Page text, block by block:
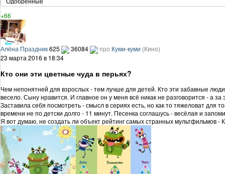
+66
Алёна Праздник625 36084 про Куми-куми (Кино)
23 марта 2016 в 18:34
Кто они эти цветные чуда в перьях?
Чем непонятней для взрослых - тем лучше для детей. Кто эти забавные
весело. Сыну нравится. И главное он у меня всё никак не разговорится - а
Заставила себя посмотреть - смысл в сериях есть, но как то тяжеловат для
времени не по детски долго - 11 минут. Песенка соглашусь - весёлая и
Я вот думаю, не создать ли объект рейтинг самых странных мультфильмов